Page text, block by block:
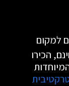
למקום
הכירו